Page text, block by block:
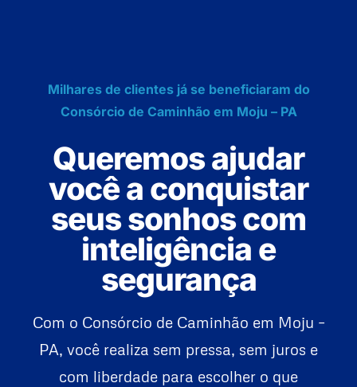
Milhares de clientes já se beneficiaram do
Consórcio de Caminhão em Moju – PA
Queremos ajudar
você a conquistar
seus sonhos com
inteligência e
segurança
Com o Consórcio de Caminhão em Moju –
PA, você realiza sem pressa, sem juros e
com liberdade para escolher o que